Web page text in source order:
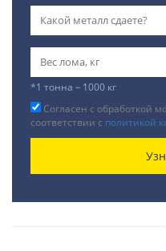
*1 тонна – 1000 кг
Согласен с обработкой
соответствии с политикой